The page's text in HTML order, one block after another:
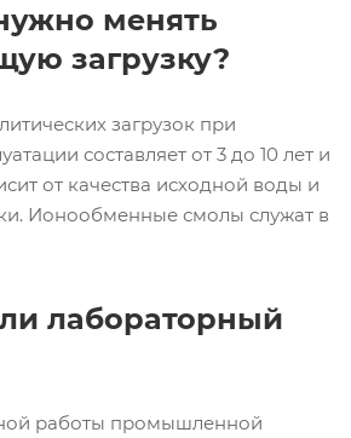
менять
загрузку?
загрузок при
составляет от 3 до 10 лет и
от качества исходной воды и
Ионообменные смолы служат в
лабораторный
работы промышленной